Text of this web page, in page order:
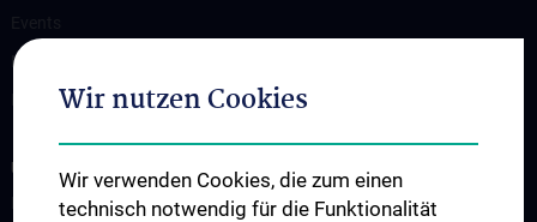
News
Kontakt
UNSERE ABTEILUNGEN
Endokrinologie und Stoffwechsel
Wir nutzen Cookies
Wir verwenden Cookies, die zum einen
technisch notwendig für die Funktionalität